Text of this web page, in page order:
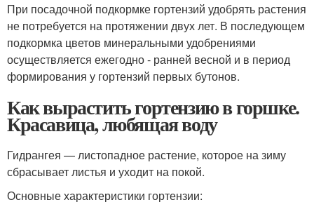
При посадочной подкормке гортензий удобрять растения
не потребуется на протяжении двух лет. В последующем
подкормка цветов минеральными удобрениями
осуществляется ежегодно - ранней весной и в период
формирования у гортензий первых бутонов.
Как вырастить гортензию в горшке.
Красавица, любящая воду
Гидрангея — листопадное растение, которое на зиму
сбрасывает листья и уходит на покой.
Основные характеристики гортензии: